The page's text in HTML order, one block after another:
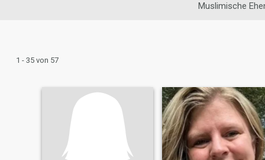
Muslimische
1 - 35 von 57